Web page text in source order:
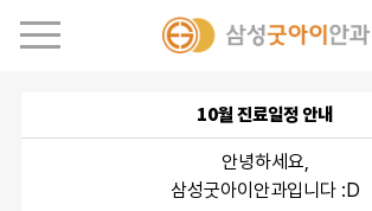
10월 진료일정 안내
안녕하세요,
삼성굿아이안과입니다 :D